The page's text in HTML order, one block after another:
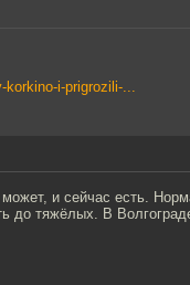
korkino-i-prigrozili-...
и сейчас есть.
до тяжёлых. В